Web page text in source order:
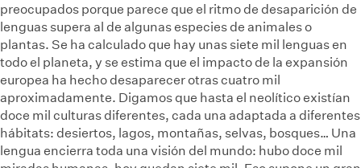
preocupados porque parece que el ritmo de desaparición de
lenguas supera al de algunas especies de animales o
plantas. Se ha calculado que hay unas siete mil lenguas en
todo el planeta, y se estima que el impacto de la expansión
europea ha hecho desaparecer otras cuatro mil
aproximadamente. Digamos que hasta el neolítico existían
doce mil culturas diferentes, cada una adaptada a diferentes
hábitats: desiertos, lagos, montañas, selvas, bosques… Una
lengua encierra toda una visión del mundo: hubo doce mil